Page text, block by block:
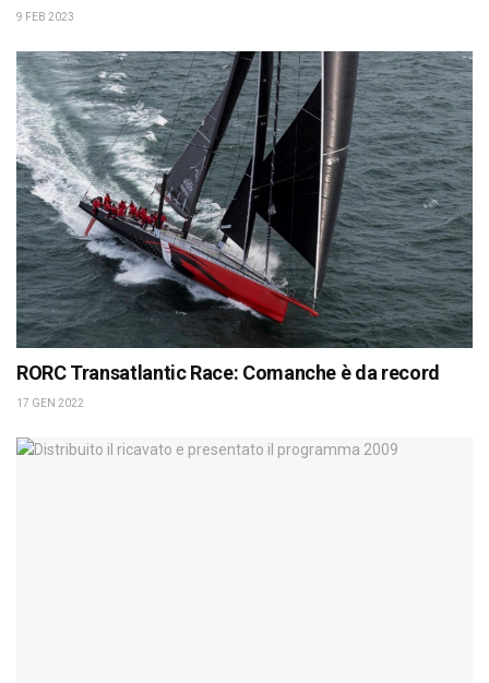
9 FEB 2023
RORC Transatlantic Race: Comanche è da record
17 GEN 2022